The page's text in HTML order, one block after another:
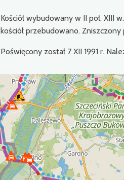
Kościół wybudowany w II poł. XIII
kościół przebudowano.
Poświęcony został 7 XII 1991 r.